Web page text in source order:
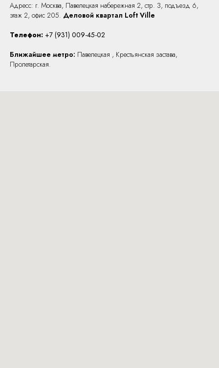
Адресс: г. Москва, Павелецкая набережная 2, стр. 3, подъезд 6,
этаж 2, офис 205. Деловой квартал Loft Ville
Телефон: +7 (931) 009-45-02
Ближайшее метро: Павелецкая , Крестьянская застава,
Пролетарская.